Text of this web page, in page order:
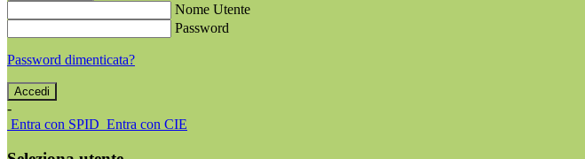
Nome Utente
Password
Password dimenticata?
-
Entra con SPID Entra con CIE